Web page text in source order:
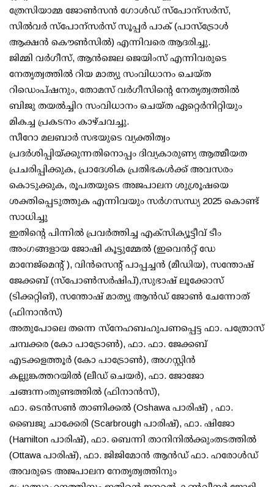
ത്രേസിയാമ്മ ജോൺസൻ ഗോൾഡ് സ്പോന്സർസ്,
സിൽവർ സ്പോന്സർസ് സൂപ്പർ പാക് (പാസ്‌ട്രോൾ
ആക്ഷൻ കൌൺസിൽ) എന്നിവരെ ആദരിച്ചു.
ജിമ്മി വർഗീസ്, ആൻജെല ജെയിംസ് എന്നിവരുടെ
നേതൃത്വത്തിൽ റിയ മാത്യു സംവിധാനം ചെയ്ത
റിഡെംപ്ഷനും, തോമസ് വർഗീസിന്റെ നേതൃത്വത്തിൽ
ബിജു തയൽച്ചിറ സംവിധാനം ചെയ്ത ഏറ്റെർനിറ്റിയും
മികച്ച പ്രകടനം കാഴ്ചവച്ചു.
സീറോ മലബാർ സഭയുടെ വ്യക്തിത്വം
പ്രദർശിപ്പിയ്ക്കുന്നതിനൊപ്പം ദിവ്യകാരുണ്യ ആത്മീയത
പ്രചരിപ്പിക്കുക, പ്രാദേശിക പ്രതിഭകൾക്ക് അവസരം
കൊടുക്കുക, രൂപതയുടെ അജപാലന ശുശ്രൂഷയെ
ശക്തിപ്പെടുത്തുക എന്നിവയും സർഗസന്ധ്യ 2025 കൊണ്ട്
സാധിച്ചു
ഇതിന്റെ പിന്നിൽ പ്രവർത്തിച്ച എക്സിക്യൂട്ടീവ് ടീം
അംഗങ്ങളായ ജോഷി കൂട്ടുമ്മേൽ (ഇവെൻറ്റ് ഡേ
മാനേജ്മെന്റ് ), വിൻസെന്റ് പാപ്പച്ചൻ (മീഡിയ), സന്തോഷ്
ജേക്കബ് (സ്‌പോൺസർഷിപ്),സുഭാഷ് ലൂക്കോസ്
(ടിക്കറ്റിങ്), സന്തോഷ് മാത്യു ആൻഡ് ജോൺ ചേന്നോത്
(ഫിനാൻസ്)
അതുപോലെ തന്നെ സ്നേഹബഹുപണപ്പെട്ട ഫാ. പത്രോസ്
ചമ്പക്കര (കോ പാട്രോൺ), ഫാ. ഫാ. ജേക്കബ്
എടക്കളത്തൂർ (കോ പാട്രോൺ), അഗസ്റ്റിൻ
കല്ലുങ്കത്തറയിൽ (ലീഡ് ചെയർ), ഫാ. ജോജോ
ചങ്ങന്നംതുണ്ടത്തിൽ (ഫിനാൻസ്),
ഫാ. ടെൻസൺ താണിക്കൽ (Oshawa പാരിഷ്) , ഫാ.
ബൈജു ചാക്കേരി (Scarbrough പാരിഷ്), ഫാ. ഷിജോ
(Hamilton പാരിഷ്), ഫാ. ബെന്നി താനിനിൽക്കുംതടത്തിൽ
(Ottawa പാരിഷ്), ഫാ. ജിജിമോൻ ആൻഡ് ഫാ. ഹരോൾഡ്
അവരുടെ അജപാലന നേതൃത്വത്തിനും